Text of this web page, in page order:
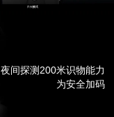
夜间探测200米识物能力
为安全加码